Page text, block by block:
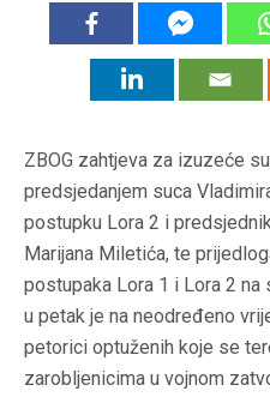
ZBOG zahtjeva za izuzeće
predsjedanjem suca
postupku Lora 2 i
Marijana Miletića, te
postupaka Lora 1 i Lora 2
u petak je na neodređeno
petorici optuženih koje se
zarobljenicima u vojnom